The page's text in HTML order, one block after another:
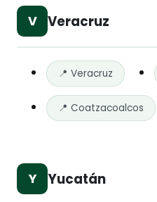
V Veracruz
📍 Veracruz
📍 Coatzacoalcos
Y Yucatán